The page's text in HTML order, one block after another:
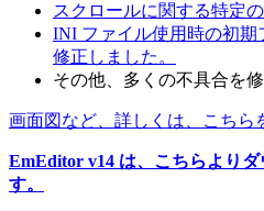
スクロールに関する特定
INI ファイル使用時の初期
修正しました。
その他、多くの不具合を
画面図など、詳しくは、こちら
EmEditor v14 は、こちらより
す。